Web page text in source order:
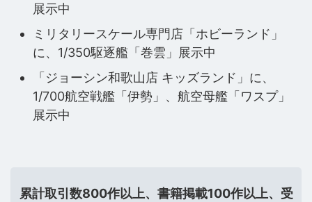
展示中
ミリタリースケール専門店「ホビーランド」
に、1/350駆逐艦「巻雲」展示中
「ジョーシン和歌山店 キッズランド」に、
1/700航空戦艦「伊勢」、航空母艦「ワスプ」
展示中
累計取引数800作以上、書籍掲載100作以上、受